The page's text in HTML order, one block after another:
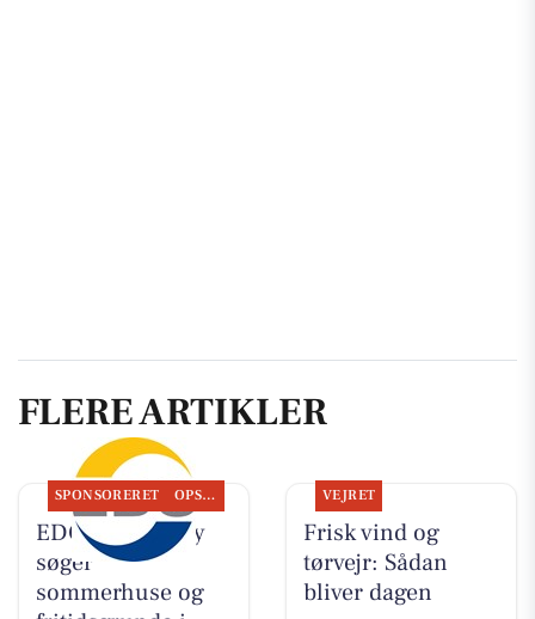
FLERE ARTIKLER
SPONSORERET OPSLAGSTAVLEN
EDC Hurup Thy
søger
sommerhuse og
VEJRET
Frisk vind og
tørvejr: Sådan
bliver dagen